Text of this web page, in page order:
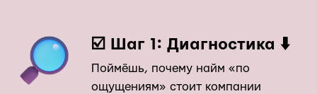
☑️ Шаг 1: Диагностика ⬇️
Поймёшь, почему найм «по
ощущениям» стоит компании